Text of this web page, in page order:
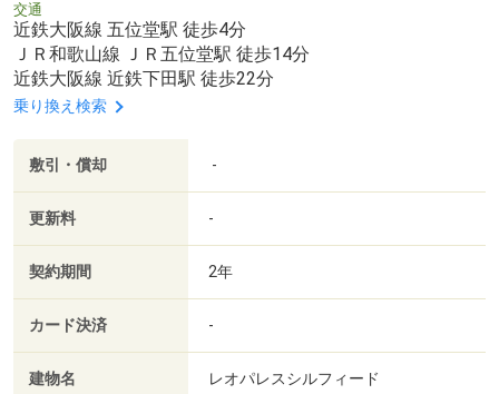
交通
近鉄大阪線 五位堂駅 徒歩4分
ＪＲ和歌山線 ＪＲ五位堂駅 徒歩14分
近鉄大阪線 近鉄下田駅 徒歩22分
乗り換え検索
敷引・償却 -
更新料 -
契約期間 2年
カード決済 -
建物名 レオパレスシルフィード